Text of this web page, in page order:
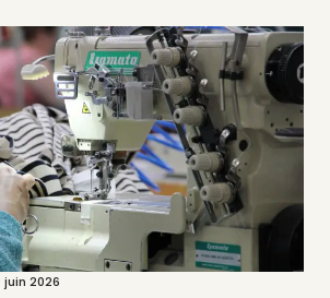
juin 2026